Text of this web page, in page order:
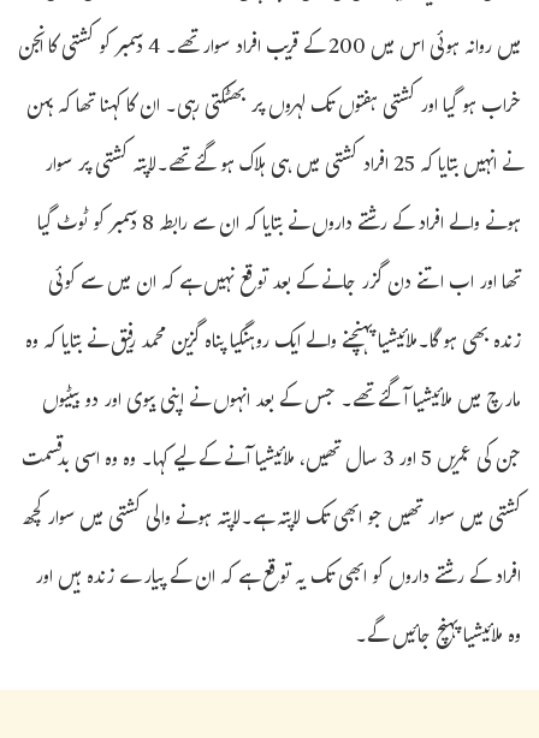
میں روانہ ہوئی اس میں 200 کے قریب افراد سوار تھے۔ 4 دسمبر کو کشتی کا انجن
خراب ہو گیا اور کشتی ہفتوں تک لہروں پر بھٹکتی رہی۔ ان کا کہنا تھا کہ بہن
نے انہیں بتایا کہ 25 افراد کشتی میں ہی ہلاک ہو گئے تھے۔لاپتہ کشتی پر سوار
ہونے والے افراد کے رشتے داروں نے بتایا کہ ان سے رابطہ 8 دسمبر کو ٹوٹ گیا
تھا اور اب اتنے دن گزر جانے کے بعد توقع نہیں ہے کہ ان میں سے کوئی
زندہ بھی ہو گا۔ملائیشیا پہنچنے والے ایک روہنگیا پناہ گزین محمد رفیق نے بتایا کہ وہ
مارچ میں ملائیشیا آ گئے تھے۔ جس کے بعد انہوں نے اپنی بیوی اور دو بیٹیوں
جن کی عمریں 5 اور 3 سال تھیں، ملائیشیا آنے کے لیے کہا۔ وہ وہ اسی بدقسمت
کشتی میں سوار تھیں جو ابھی تک لاپتہ ہے۔لاپتہ ہونے والی کشتی میں سوار کچھ
افراد کے رشتے داروں کو ابھی تک یہ توقع ہے کہ ان کے پیارے زندہ ہیں اور
وہ ملائیشیا پہنچ جائیں گے۔